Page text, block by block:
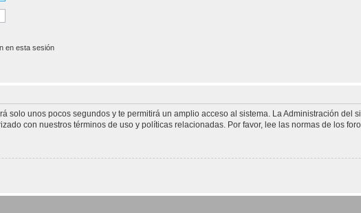
en esta sesión
solo unos pocos segundos y te permitirá un amplio acceso al sistema. La Administración
con nuestros términos de uso y políticas relacionadas. Por favor, lee las normas de los